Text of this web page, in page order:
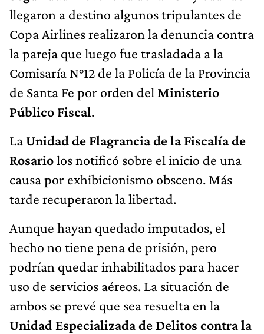
llegaron a destino algunos tripulantes de
Copa Airlines realizaron la denuncia contra
la pareja que luego fue trasladada a la
Comisaría N°12 de la Policía de la Provincia
de Santa Fe por orden del Ministerio
Público Fiscal.
LaUnidad de Flagrancia de la Fiscalía de
Rosariolos notificó sobre el inicio de una
causa por exhibicionismo obsceno. Más
tarde recuperaron la libertad.
Aunque hayan quedado imputados, el
hecho no tiene pena de prisión, pero
podrían quedar inhabilitados para hacer
uso de servicios aéreos. La situación de
ambos se prevé que sea resuelta en la
Unidad Especializada de Delitos contra la